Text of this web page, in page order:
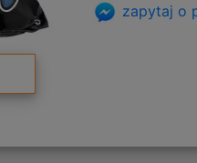
zapytaj o